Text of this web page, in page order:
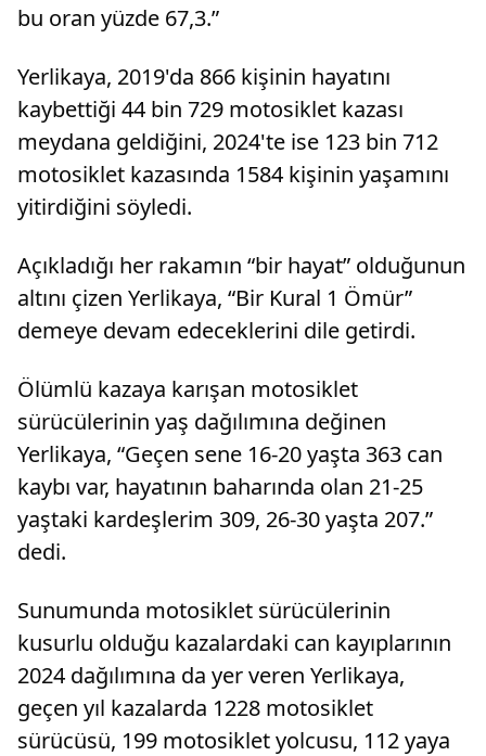
bu oran yüzde 67,3.”
Yerlikaya, 2019'da 866 kişinin hayatını
kaybettiği 44 bin 729 motosiklet kazası
meydana geldiğini, 2024'te ise 123 bin 712
motosiklet kazasında 1584 kişinin yaşamını
yitirdiğini söyledi.
Açıkladığı her rakamın “bir hayat” olduğunun
altını çizen Yerlikaya, “Bir Kural 1 Ömür”
demeye devam edeceklerini dile getirdi.
Ölümlü kazaya karışan motosiklet
sürücülerinin yaş dağılımına değinen
Yerlikaya, “Geçen sene 16-20 yaşta 363 can
kaybı var, hayatının baharında olan 21-25
yaştaki kardeşlerim 309, 26-30 yaşta 207.”
dedi.
Sunumunda motosiklet sürücülerinin
kusurlu olduğu kazalardaki can kayıplarının
2024 dağılımına da yer veren Yerlikaya,
geçen yıl kazalarda 1228 motosiklet
sürücüsü, 199 motosiklet yolcusu, 112 yaya